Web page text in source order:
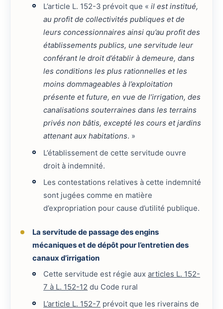
L’article L. 152-3 prévoit que «il est institué,
au profit de collectivités publiques et de
leurs concessionnaires ainsi qu’au profit des
établissements publics, une servitude leur
conférant le droit d’établir à demeure, dans
les conditions les plus rationnelles et les
moins dommageables à l’exploitation
présente et future, en vue de l’irrigation, des
canalisations souterraines dans les terrains
privés non bâtis, excepté les cours et jardins
attenant aux habitations. »
L’établissement de cette servitude ouvre
droit à indemnité.
Les contestations relatives à cette indemnité
sont jugées comme en matière
d’expropriation pour cause d’utilité publique.
La servitude de passage des engins
mécaniques et de dépôt pour l’entretien des
canaux d’irrigation
Cette servitude est régie auxarticles L. 152-
7 à L. 152-12 du Code rural
L’article L. 152-7 prévoit que les riverains de